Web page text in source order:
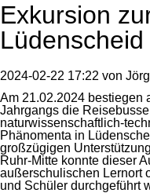
Exkursion
Lüdenscheid
2024-02-22 17:22 von
Am 21.02.2024 bestiegen
Jahrgangs die
naturwissenschaftlich-
Phänomenta in
großzügigen
Ruhr-Mitte konnte dieser
außerschulischen Lernort
und Schüler durchgeführt